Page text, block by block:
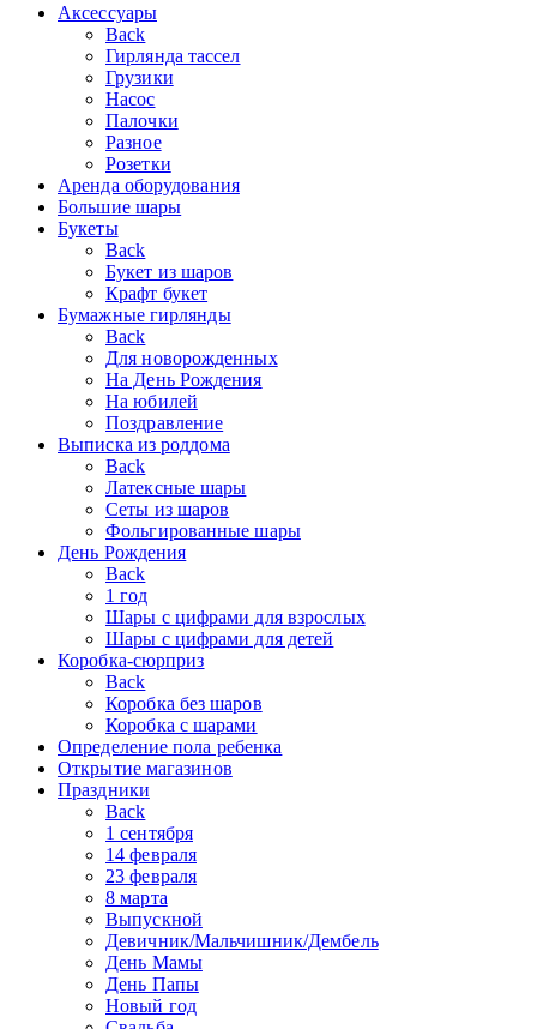
Аксессуары
Back
Гирлянда тассел
Грузики
Насос
Палочки
Разное
Розетки
Аренда оборудования
Большие шары
Букеты
Back
Букет из шаров
Крафт букет
Бумажные гирлянды
Back
Для новорожденных
На День Рождения
На юбилей
Поздравление
Выписка из роддома
Back
Латексные шары
Сеты из шаров
Фольгированные шары
День Рождения
Back
1 год
Шары с цифрами для взрослых
Шары с цифрами для детей
Коробка-сюрприз
Back
Коробка без шаров
Коробка с шарами
Определение пола ребенка
Открытие магазинов
Праздники
Back
1 сентября
14 февраля
23 февраля
8 марта
Выпускной
Девичник/Мальчишник/Дембель
День Мамы
День Папы
Новый год